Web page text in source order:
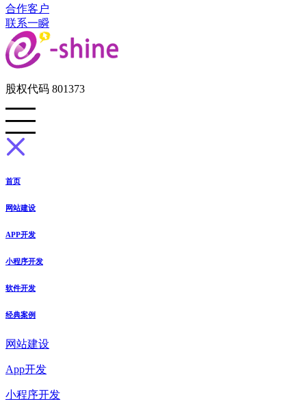
合作客户
联系一瞬
股权代码 801373
首页
网站建设
APP开发
小程序开发
软件开发
经典案例
网站建设
App开发
小程序开发